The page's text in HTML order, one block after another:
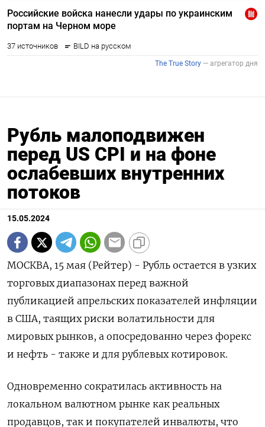
Рубль малоподвижен
перед US CPI и на фоне
ослабевших внутренних
потоков
15.05.2024
МОСКВА, 15 мая (Рейтер) - Рубль остается в узких
торговых диапазонах перед важной
публикацией апрельских показателей инфляции
в США, таящих риски волатильности для
мировых рынков, а опосредованно через форекс
и нефть - также и для рублевых котировок.
Одновременно сократилась активность на
локальном валютном рынке как реальных
продавцов, так и покупателей инвалюты, что